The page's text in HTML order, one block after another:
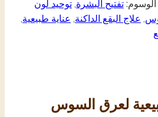
الوسوم: تفتيح البشرة توحيد لون
علاج البقع الداكنة عناية طبيعية
لعرق السوس